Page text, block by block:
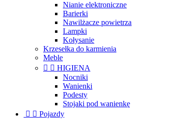
Nianie elektroniczne
Barierki
Nawilżacze powietrza
Lampki
Kołysanie
Krzesełka do karmienia
Meble
  HIGIENA
Nocniki
Wanienki
Podesty
Stojaki pod wanienkę
  Pojazdy